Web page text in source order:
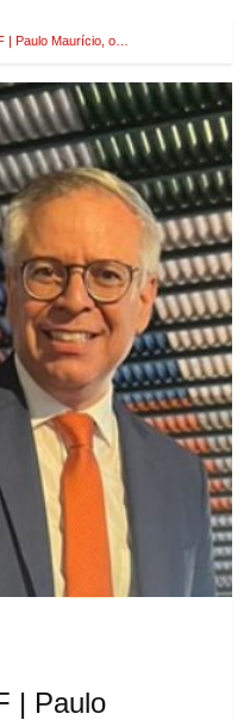
| Paulo Maurício, o…
| Paulo